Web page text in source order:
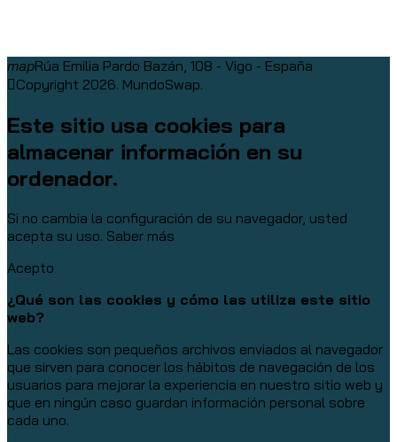
mapRúa Emilia Pardo Bazán, 108 - Vigo - España
Copyright 2026. MundoSwap.
Este sitio usa cookies para
almacenar información en su
ordenador.
Si no cambia la configuración de su navegador, usted
acepta su uso. Saber más
Acepto
¿Qué son las cookies y cómo las utiliza este sitio
web?
Las cookies son pequeños archivos enviados al navegador
que sirven para conocer los hábitos de navegación de los
usuarios para mejorar la experiencia en nuestro sitio web y
que en ningún caso guardan información personal sobre
cada uno.